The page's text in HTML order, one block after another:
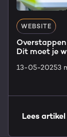
WEBSITE
Dit moet je
13-05-20253
Lees artikel